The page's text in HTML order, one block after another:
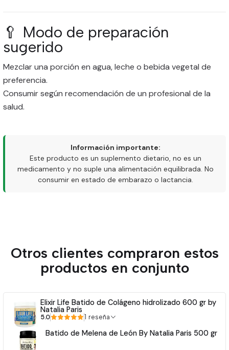
🥄 Modo de preparación
sugerido
Mezclar una porción en agua, leche o bebida vegetal de
preferencia.
Consumir según recomendación de un profesional de la
salud.
Información importante:
Este producto es un suplemento dietario, no es un
medicamento y no suple una alimentación equilibrada. No
consumir en estado de embarazo o lactancia.
Otros clientes compraron estos
productos en conjunto
Elixir Life Batido de Colágeno hidrolizado 600 gr by
Natalia Paris
5.0 1 reseña
Batido de Melena de León By Natalia Paris 500 gr